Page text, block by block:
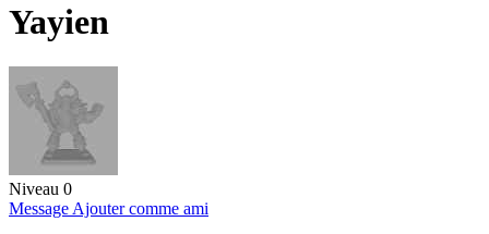
Yayien
Niveau 0
Message Ajouter comme ami